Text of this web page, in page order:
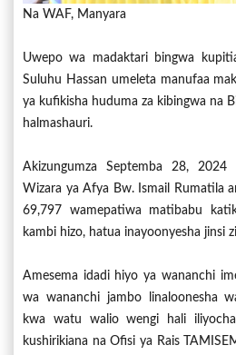
Na WAF, Manyara
Uwepo wa madaktari bingwa
Suluhu Hassan umeleta manufaa
ya kufikisha huduma za kibingwa na
halmashauri.
Akizungumza Septemba 28,
Wizara ya Afya Bw. Ismail Rumatila
69,797 wamepatiwa matibabu
kambi hizo, hatua inayoonyesha jinsi
Amesema idadi hiyo ya wananchi
wa wananchi jambo linaloonesha
kwa watu walio wengi hali
kushirikiana na Ofisi ya Rais